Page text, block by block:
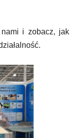
i zobacz, jak